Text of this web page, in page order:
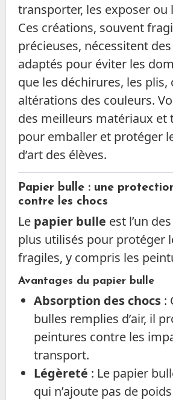
transporter, les exposer ou
Ces créations, souvent
précieuses, nécessitent
adaptés pour éviter les
que les déchirures, les plis,
altérations des couleurs.
des meilleurs matériaux et
pour emballer et protéger
d’art des élèves.
Papier bulle : une
contre les chocs
Le papier bulle est l’un
plus utilisés pour protéger
fragiles, y compris les
Avantages du papier bulle
Absorption des chocs:
bulles remplies d’air, il
peintures contre les
transport.
Légèreté : Le papier
qui n’ajoute pas de